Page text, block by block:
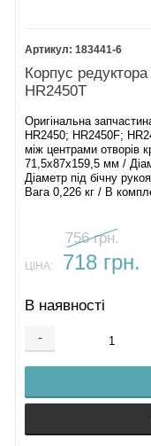
183441-6
Корпус
HR2450T
Оригінальна
HR2450; HR2450F;
між центрами отворів
71,5х87х159,5 мм /
Діаметр під бічну
Вага 0,226 кг / В
756 грн.
ЦІНА: 718 грн.
В наявності
-